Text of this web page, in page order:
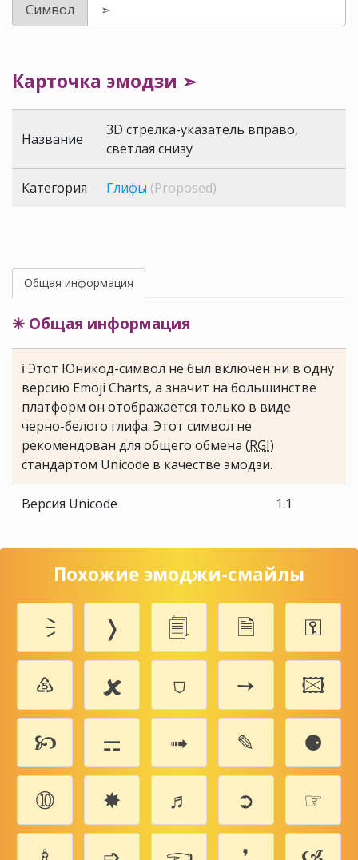
Символ
Карточка эмодзи ➣
Название
3D стрелка-указатель вправо,
светлая снизу
Категория Глифы (Proposed)
Общая информация
✳ Общая информация
ℹ Этот Юникод-символ не был включен ни в одну
версию Emoji Charts, а значит на большинстве
платформ он отображается только в виде
черно-белого глифа. Этот символ не
рекомендован для общего обмена (RGI)
стандартом Unicode в качестве эмодзи.
Версия Unicode 1.1
Похожие эмоджи-смайлы
🗦 ❭ 🗐 🗎
⚿
♷
🗶 ⛉ ➙
🖾
🙥
⚎ ➟ ✎
⚈
➉
✸ ♬ ➲
☞